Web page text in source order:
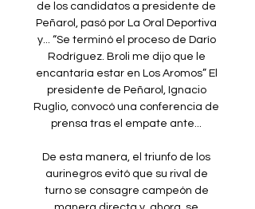
de los candidatos a presidente de
Peñarol, pasó por La Oral Deportiva
y... “Se terminó el proceso de Darío
Rodríguez. Broli me dijo que le
encantaría estar en Los Aromos” El
presidente de Peñarol, Ignacio
Ruglio, convocó una conferencia de
prensa tras el empate ante...
De esta manera, el triunfo de los
aurinegros evitó que su rival de
turno se consagre campeón de